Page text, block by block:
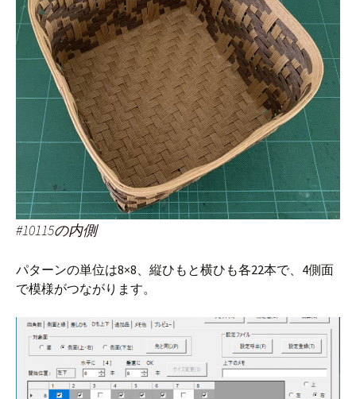
#10115の内側
パターンの単位は8×8、縦ひもと横ひも各22本で、4側面
で模様がつながります。